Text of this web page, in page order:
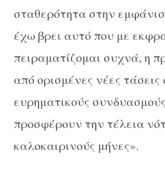
σταθερότητα στην
έχω βρει αυτό που με
πειραματίζομαι συχνά, η
από ορισμένες νέες τάσεις
ευρηματικούς
προσφέρουν την τέλεια
καλοκαιρινούς μήνες».